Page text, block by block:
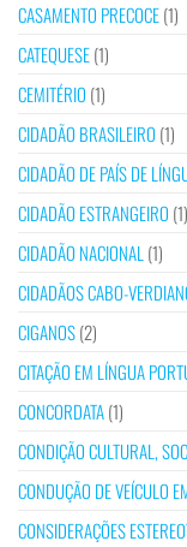
CASAMENTO PRECOCE(1)
CATEQUESE(1)
CEMITÉRIO (1)
CIDADÃO BRASILEIRO (1)
CIDADÃO DE PAÍS DE
CIDADÃO ESTRANGEIRO (1)
CIDADÃO NACIONAL (1)
CIDADÃOS CABO-
CIGANOS(2)
CITAÇÃO EM LÍNGUA
CONCORDATA(1)
CONDIÇÃO CULTURAL,
CONDUÇÃO DE VEÍCULO
CONSIDERAÇÕES